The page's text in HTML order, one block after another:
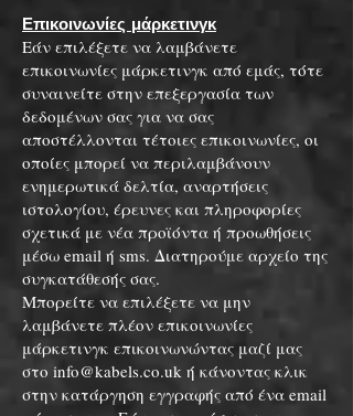
Επικοινωνίες μάρκετινγκ
Εάν επιλέξετε να λαμβάνετε
επικοινωνίες μάρκετινγκ από εμάς, τότε
συναινείτε στην επεξεργασία των
δεδομένων σας για να σας
αποστέλλονται τέτοιες επικοινωνίες, οι
οποίες μπορεί να περιλαμβάνουν
ενημερωτικά δελτία, αναρτήσεις
ιστολογίου, έρευνες και πληροφορίες
σχετικά με νέα προϊόντα ή προωθήσεις
μέσω email ή sms. Διατηρούμε αρχείο της
συγκατάθεσής σας.
Μπορείτε να επιλέξετε να μην
λαμβάνετε πλέον επικοινωνίες
μάρκετινγκ επικοινωνώντας μαζί μας
στο info@kabels.co.uk ή κάνοντας κλικ
στην κατάργηση εγγραφής από ένα email